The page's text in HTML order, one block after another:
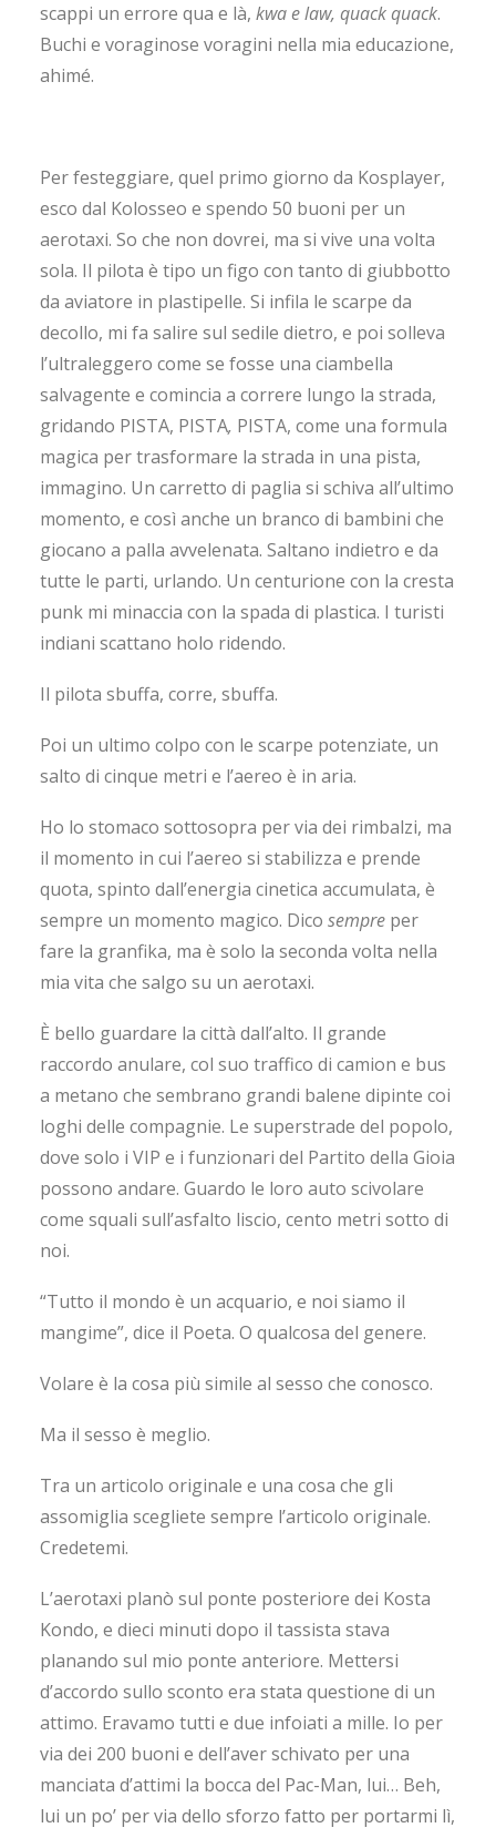
scappi un errore qua e là, kwa e law, quack quack.
Buchi e voraginose voragini nella mia educazione,
ahimé.
Per festeggiare, quel primo giorno da Kosplayer,
esco dal Kolosseo e spendo 50 buoni per un
aerotaxi. So che non dovrei, ma si vive una volta
sola. Il pilota è tipo un figo con tanto di giubbotto
da aviatore in plastipelle. Si infila le scarpe da
decollo, mi fa salire sul sedile dietro, e poi solleva
l’ultraleggero come se fosse una ciambella
salvagente e comincia a correre lungo la strada,
gridando PISTA, PISTA, PISTA, come una formula
magica per trasformare la strada in una pista,
immagino. Un carretto di paglia si schiva all’ultimo
momento, e così anche un branco di bambini che
giocano a palla avvelenata. Saltano indietro e da
tutte le parti, urlando. Un centurione con la cresta
punk mi minaccia con la spada di plastica. I turisti
indiani scattano holo ridendo.
Il pilota sbuffa, corre, sbuffa.
Poi un ultimo colpo con le scarpe potenziate, un
salto di cinque metri e l’aereo è in aria.
Ho lo stomaco sottosopra per via dei rimbalzi, ma
il momento in cui l’aereo si stabilizza e prende
quota, spinto dall’energia cinetica accumulata, è
sempre un momento magico. Dico sempre per
fare la granfika, ma è solo la seconda volta nella
mia vita che salgo su un aerotaxi.
È bello guardare la città dall’alto. Il grande
raccordo anulare, col suo traffico di camion e bus
a metano che sembrano grandi balene dipinte coi
loghi delle compagnie. Le superstrade del popolo,
dove solo i VIP e i funzionari del Partito della Gioia
possono andare. Guardo le loro auto scivolare
come squali sull’asfalto liscio, cento metri sotto di
noi.
“Tutto il mondo è un acquario, e noi siamo il
mangime”, dice il Poeta. O qualcosa del genere.
Volare è la cosa più simile al sesso che conosco.
Ma il sesso è meglio.
Tra un articolo originale e una cosa che gli
assomiglia scegliete sempre l’articolo originale.
Credetemi.
L’aerotaxi planò sul ponte posteriore dei Kosta
Kondo, e dieci minuti dopo il tassista stava
planando sul mio ponte anteriore. Mettersi
d’accordo sullo sconto era stata questione di un
attimo. Eravamo tutti e due infoiati a mille. Io per
via dei 200 buoni e dell’aver schivato per una
manciata d’attimi la bocca del Pac-Man, lui… Beh,
lui un po’ per via dello sforzo fatto per portarmi lì,